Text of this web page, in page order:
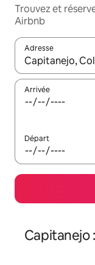
Trouvez et
Airbnb
Adresse
Lorsque les
Arrivée
Départ
Capitanejo